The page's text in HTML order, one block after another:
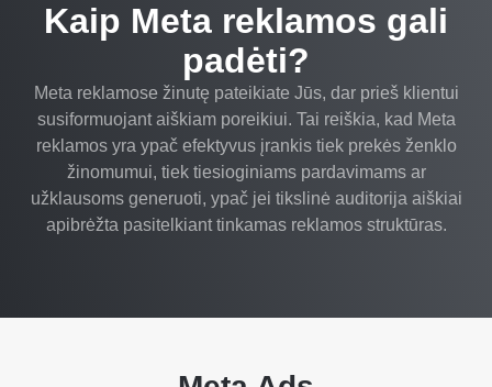
Kaip Meta reklamos gali
padėti?
Meta reklamose žinutę pateikiate Jūs, dar prieš klientui
susiformuojant aiškiam poreikiui. Tai reiškia, kad Meta
reklamos yra ypač efektyvus įrankis tiek prekės ženklo
žinomumui, tiek tiesioginiams pardavimams ar
užklausoms generuoti, ypač jei tikslinė auditorija aiškiai
apibrėžta pasitelkiant tinkamas reklamos struktūras.